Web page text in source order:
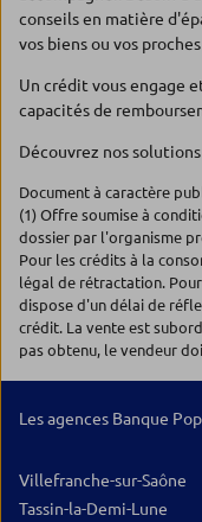
conseils en matière
vos biens ou vos proches
Un crédit vous engage
capacités de
Découvrez nos solutions
Document à caractère
(1) Offre soumise à
dossier par l'organisme
Pour les crédits à la
légal de rétractation.
dispose d'un délai de
crédit. La vente est
pas obtenu, le vendeur
Les agences Banque
Villefranche-sur-Saône
Tassin-la-Demi-Lune